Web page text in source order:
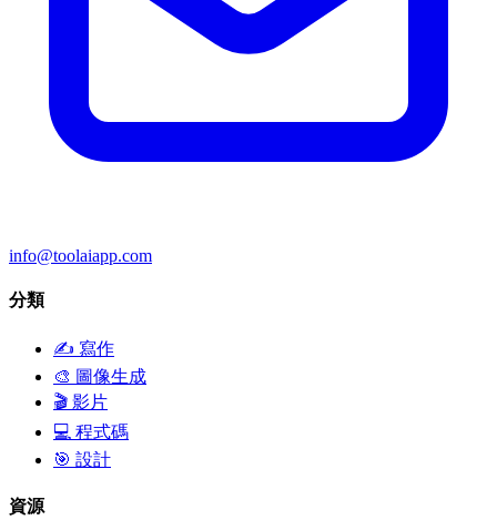
info@toolaiapp.com
分類
✍️ 寫作
🎨 圖像生成
🎬 影片
💻 程式碼
🎯 設計
資源